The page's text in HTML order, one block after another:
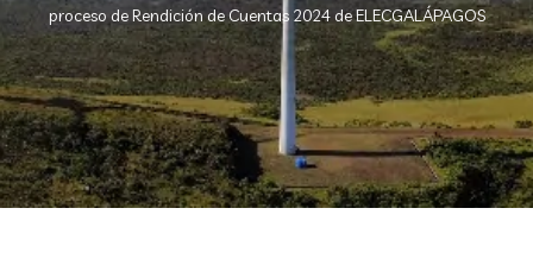
proceso de Rendición de Cuentas 2024 de ELECGALÁPAGOS